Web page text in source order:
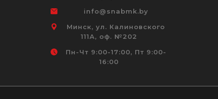
info@snabmk.by
Минск, ул. Калиновского
111А, оф. №202
Пн-Чт 9:00-17:00, Пт 9:00-
16:00